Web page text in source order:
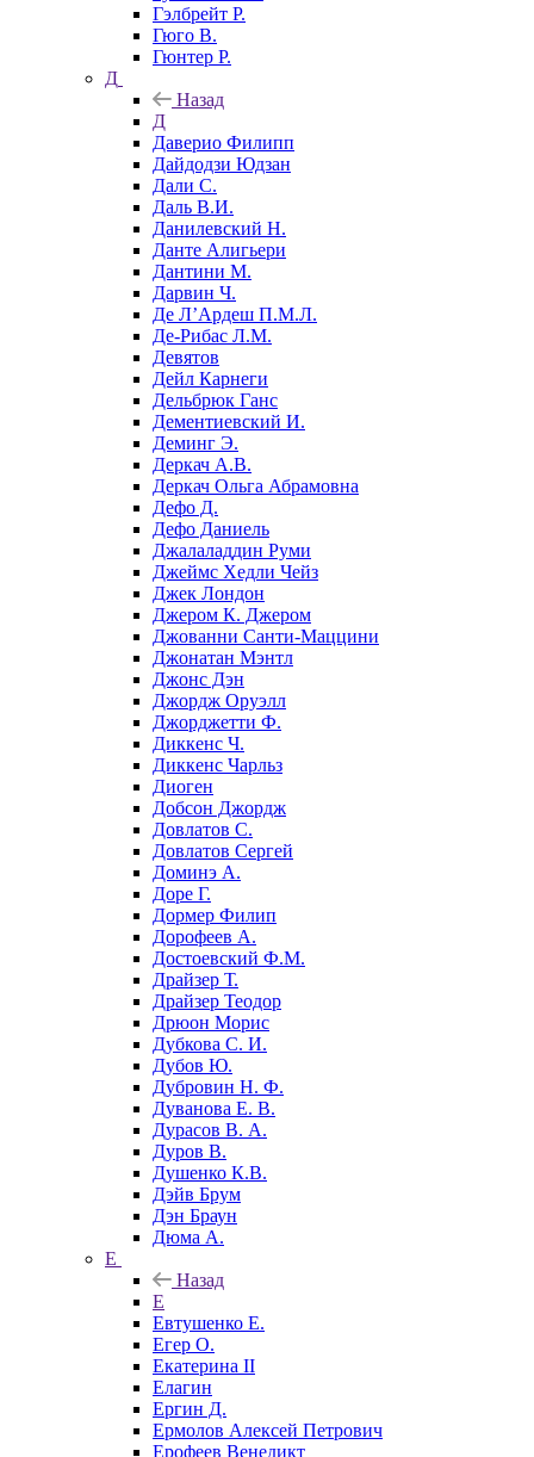
Гэлбрейт Р.
Гюго В.
Гюнтер Р.
Д
Назад
Д
Даверио Филипп
Дайдодзи Юдзан
Дали С.
Даль В.И.
Данилевский Н.
Данте Алигьери
Дантини М.
Дарвин Ч.
Де Л’Ардеш П.М.Л.
Де-Рибас Л.М.
Девятов
Дейл Карнеги
Дельбрюк Ганс
Дементиевский И.
Деминг Э.
Деркач А.В.
Деркач Ольга Абрамовна
Дефо Д.
Дефо Даниель
Джалаладдин Руми
Джеймс Хедли Чейз
Джек Лондон
Джером К. Джером
Джованни Санти-Маццини
Джонатан Мэнтл
Джонс Дэн
Джордж Оруэлл
Джорджетти Ф.
Диккенс Ч.
Диккенс Чарльз
Диоген
Добсон Джордж
Довлатов С.
Довлатов Сергей
Доминэ А.
Доре Г.
Дормер Филип
Дорофеев А.
Достоевский Ф.М.
Драйзер Т.
Драйзер Теодор
Дрюон Морис
Дубкова С. И.
Дубов Ю.
Дубровин Н. Ф.
Дуванова Е. В.
Дурасов В. А.
Дуров В.
Душенко К.В.
Дэйв Брум
Дэн Браун
Дюма А.
Е
Назад
Е
Евтушенко Е.
Егер О.
Екатерина II
Елагин
Ергин Д.
Ермолов Алексей Петрович
Ерофеев Венедикт